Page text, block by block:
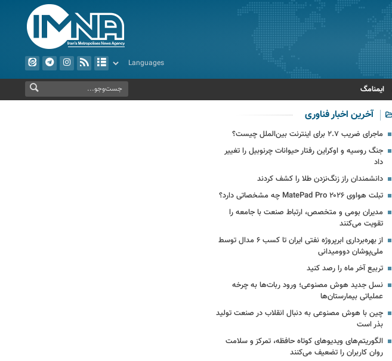
ایمنامگ
آخرین اخبار فناوری
ماجرای ضریب ۲.۷ برای اینترنت بین‌الملل چیست؟
جنگ روسیه و اوکراین رفتار حیوانات چرنوبیل را تغییر
داد
دانشمندان راز زنگ‌نزدن طلا را کشف کردند
تبلت هواوی MatePad Pro ۲۰۲۶ چه مشخصاتی دارد؟
مدیران بومی و متخصص، ارتباط صنعت با جامعه را
تقویت می‌کنند
از بهره‌برداری ابرپروژه نفتی ایران تا کسب ۶ مدال توسط
ملی‌پوشان دوومیدانی
تربیع آخر ماه را رصد کنید
نسل جدید هوش مصنوعی؛ ورود ربات‌ها به چرخه
عملیاتی بیمارستان‌ها
چین با هوش مصنوعی به دنبال انقلاب در صنعت تولید
بذر است
الگوریتم‌های ویدیوهای کوتاه حافظه، تمرکز و سلامت
روان کاربران را تضعیف می‌کنند